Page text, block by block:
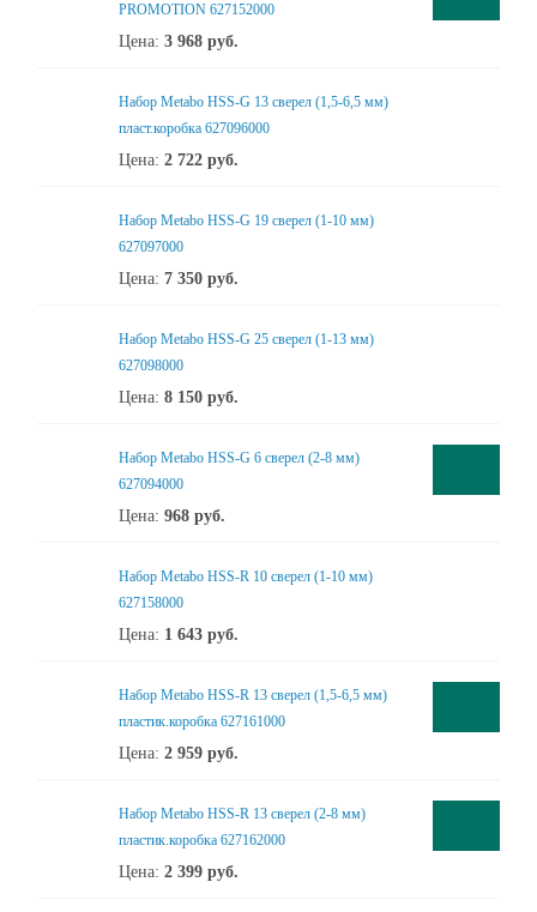
PROMOTION 627152000
Цена: 3 968 руб.
Набор Metabo HSS-G 13 сверел (1,5-6,5 мм)
пласт.коробка 627096000
Цена: 2 722 руб.
Набор Metabo HSS-G 19 сверел (1-10 мм)
627097000
Цена: 7 350 руб.
Набор Metabo HSS-G 25 сверел (1-13 мм)
627098000
Цена: 8 150 руб.
Набор Metabo HSS-G 6 сверел (2-8 мм)
627094000
Цена: 968 руб.
Набор Metabo HSS-R 10 сверел (1-10 мм)
627158000
Цена: 1 643 руб.
Набор Metabo HSS-R 13 сверел (1,5-6,5 мм)
пластик.коробка 627161000
Цена: 2 959 руб.
Набор Metabo HSS-R 13 сверел (2-8 мм)
пластик.коробка 627162000
Цена: 2 399 руб.